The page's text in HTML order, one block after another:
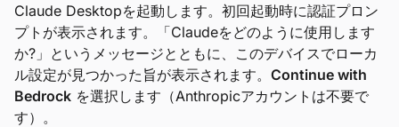
Claude Desktopを起動します。初回起動時に認証プロン
プトが表示されます。「Claudeをどのように使用します
か?」というメッセージとともに、このデバイスでローカ
ル設定が見つかった旨が表示されます。 Continue with
Bedrock を選択します（Anthropicアカウントは不要で
す）。